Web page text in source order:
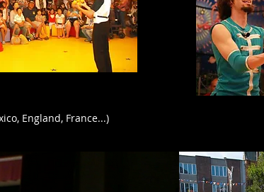
England, France...)